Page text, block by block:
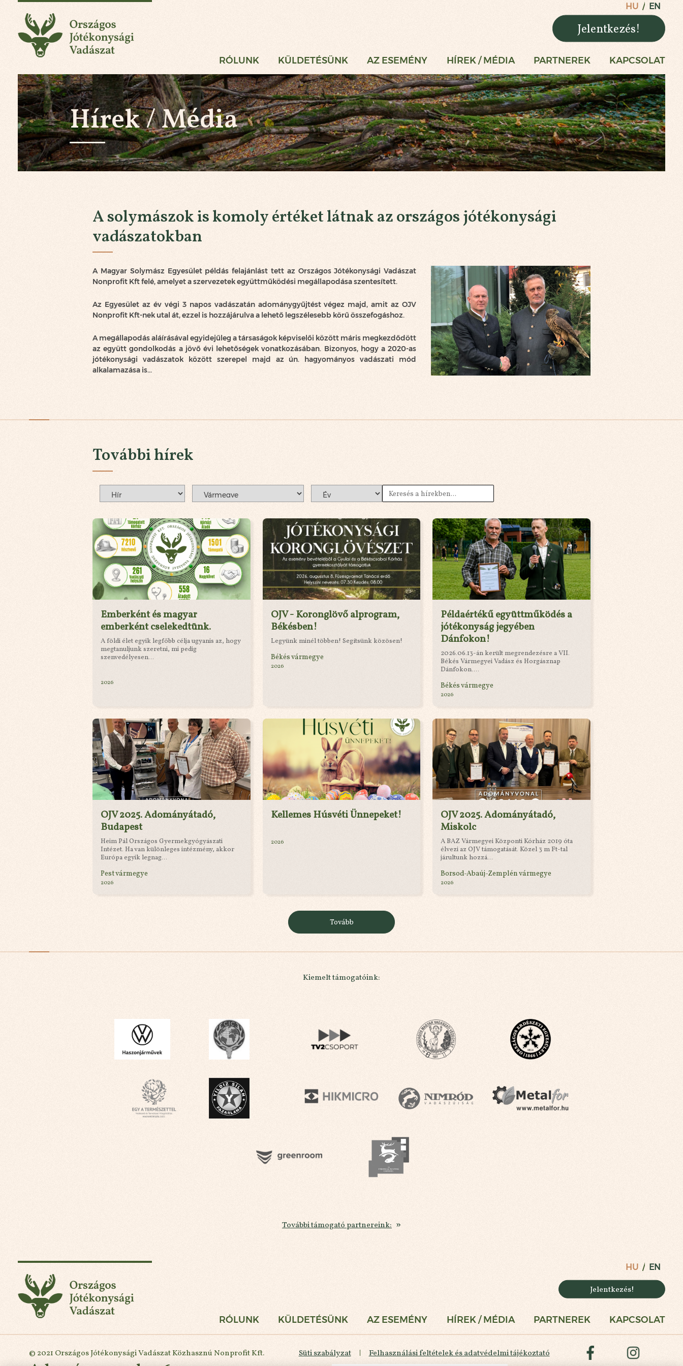
HU EN
Jelentkezés!
RÓLUNK KÜLDETÉSÜNK AZ ESEMÉNY HÍREK / MÉDIA PARTNEREK KAPCSOLAT
Hírek / Média
A solymászok is komoly értéket látnak az országos jótékonysági
vadászatokban
A Magyar Solymász Egyesület példás felajánlást tett az Országos Jótékonysági Vadászat
Nonprofit Kft felé, amelyet a szervezetek együttműködési megállapodása szentesített.
Az Egyesület az év végi 3 napos vadászatán adománygyűjtést végez majd, amit az OJV
Nonprofit Kft-nek utal át, ezzel is hozzájárulva a lehető legszélesebb körű összefogáshoz.
A megállapodás aláírásával egyidejűleg a társaságok képviselői között máris megkezdődött
az együtt gondolkodás a jövő évi lehetőségek vonatkozásában. Bizonyos, hogy a 2020-as
jótékonysági vadászatok között szerepel majd az ún. hagyományos vadászati mód
alkalamazása is...
További hírek
Emberként és magyar
emberként cselekedtünk.
A földi élet egyik legfőbb célja ugyanis az, hogy
megtanuljunk szeretni, mi pedig
szenvedélyesen...
2026
OJV - Koronglövő alprogram,
Békésben!
Legyünk minél többen! Segítsünk közösen!
Békés vármegye
2026
Példaértékű együttműködés a
jótékonyság jegyében
Dánfokon!
2026.06.13-án került megrendezésre a VII.
Békés Vármegyei Vadász és Horgásznap
Dánfokon....
Békés vármegye
2026
OJV 2025. Adományátadó,
Budapest
Heim Pál Országos Gyermekgyógyászati
Intézet. Ha van különleges intézmény, akkor
Európa egyik legnag...
Pest vármegye
2026
Kellemes Húsvéti Ünnepeket!
2026
OJV 2025. Adományátadó,
Miskolc
A BAZ Vármegyei Központi Kórház 2019 óta
élvezi az OJV támogatását. Közel 3 m Ft-tal
járultunk hozzá...
Borsod-Abaúj-Zemplén vármegye
2026
Tovább
Kiemelt támogatóink:
További támogató partnereink:
HU EN
Jelentkezés!
RÓLUNK KÜLDETÉSÜNK AZ ESEMÉNY HÍREK / MÉDIA PARTNEREK KAPCSOLAT
© 2021 Országos Jótékonysági Vadászat Közhasznú Nonprofit Kft. facebook
Süti szabályzat Felhasználási feltételek és adatvédelmi tájékoztató